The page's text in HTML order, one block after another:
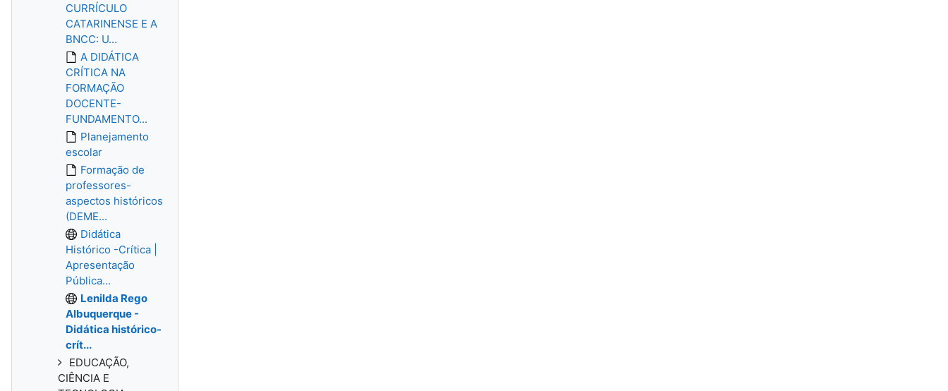
CURRÍCULO
CATARINENSE E A
BNCC: U...
A DIDÁTICA
CRÍTICA NA
FORMAÇÃO
DOCENTE-
FUNDAMENTO...
Planejamento
escolar
Formação de
professores-
aspectos históricos
(DEME...
Didática
Histórico -Crítica |
Apresentação
Pública...
Lenilda Rego
Albuquerque -
Didática histórico-
crít...
EDUCAÇÃO,
CIÊNCIA E